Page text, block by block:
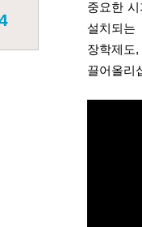
중요한
설치되
장학제도
끌어올리